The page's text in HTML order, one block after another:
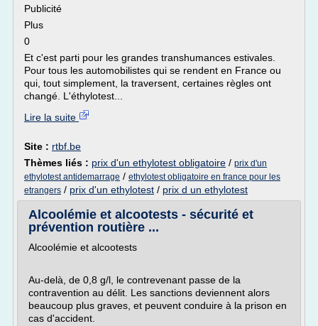
Publicité
Plus
0
Et c'est parti pour les grandes transhumances estivales.
Pour tous les automobilistes qui se rendent en France ou
qui, tout simplement, la traversent, certaines règles ont
changé. L'éthylotest...
Lire la suite
Site : rtbf.be
Thèmes liés : prix d'un ethylotest obligatoire / prix d'un
ethylotest antidemarrage / ethylotest obligatoire en france pour les
etrangers / prix d'un ethylotest / prix d un ethylotest
Alcoolémie et alcootests - sécurité et
prévention routière ...
Alcoolémie et alcootests
Au-delà, de 0,8 g/l, le contrevenant passe de la
contravention au délit. Les sanctions deviennent alors
beaucoup plus graves, et peuvent conduire à la prison en
cas d'accident.